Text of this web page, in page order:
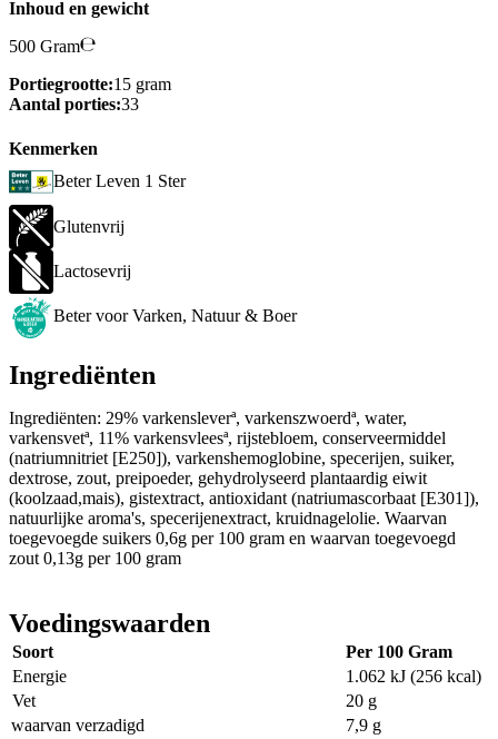
Inhoud en gewicht
500 Gram
Portiegrootte:15 gram
Aantal porties:33
Kenmerken
Beter Leven 1 Ster
Glutenvrij
Lactosevrij
Beter voor Varken, Natuur & Boer
Ingrediënten
Ingrediënten: 29% varkensleverª, varkenszwoerdª, water,
varkensvetª, 11% varkensvleesª, rijstebloem, conserveermiddel
(natriumnitriet [E250]), varkenshemoglobine, specerijen, suiker,
dextrose, zout, preipoeder, gehydrolyseerd plantaardig eiwit
(koolzaad,mais), gistextract, antioxidant (natriumascorbaat [E301]),
natuurlijke aroma's, specerijenextract, kruidnagelolie. Waarvan
toegevoegde suikers 0,6g per 100 gram en waarvan toegevoegd
zout 0,13g per 100 gram
Voedingswaarden
Soort
Per 100 Gram
Energie
1.062 kJ (256 kcal)
Vet
20 g
waarvan verzadigd
7,9 g